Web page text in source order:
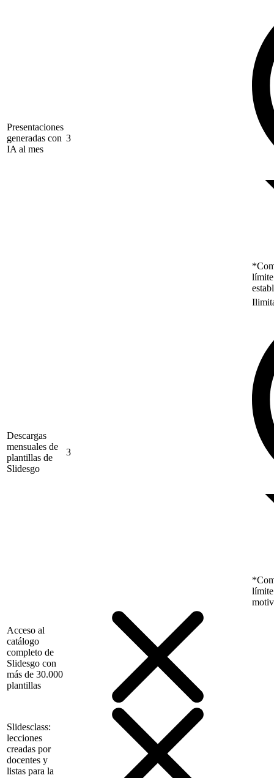
Presentaciones
generadas con
IA al mes
3
Descargas
mensuales de
plantillas de
Slidesgo
3
límite
Acceso al
catálogo
completo de
Slidesgo con
más de 30.000
plantillas
Slidesclass:
lecciones
creadas por
docentes y
listas para la